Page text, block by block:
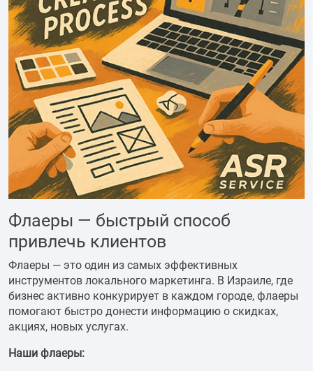
Флаеры — быстрый способ
привлечь клиентов
Флаеры — это один из самых эффективных
инструментов локального маркетинга. В Израиле, где
бизнес активно конкурирует в каждом городе, флаеры
помогают быстро донести информацию о скидках,
акциях, новых услугах.
Наши флаеры: